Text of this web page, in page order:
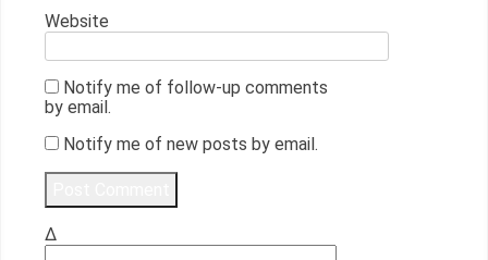
Website
Notify me of follow-up comments
by email.
Notify me of new posts by email.
Δ